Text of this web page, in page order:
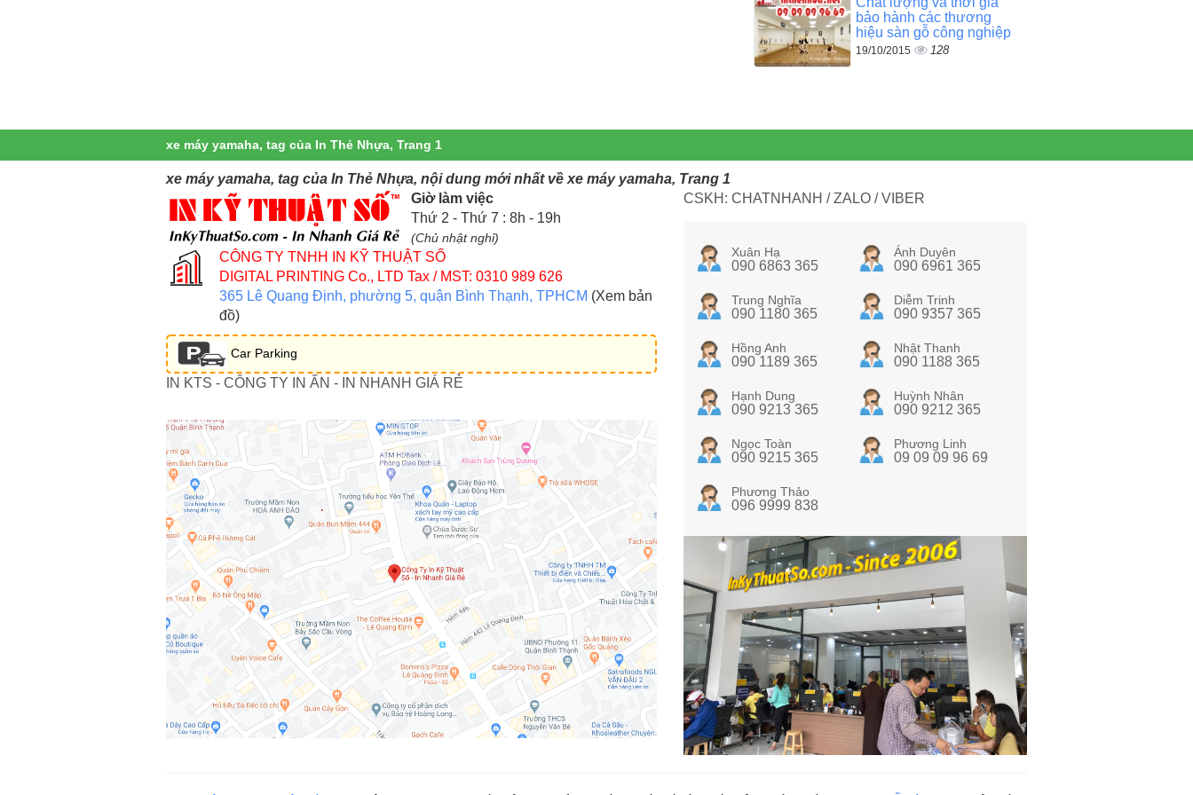
bảo hành các thương
hiệu sàn gỗ công nghiệp
19/10/2015 128
xe máy yamaha, tag của In Thẻ Nhựa, Trang 1
xe máy yamaha, tag của In Thẻ Nhựa, nội dung mới nhất về xe máy yamaha, Trang 1
Giờ làm việc
Thứ 2 - Thứ 7 : 8h - 19h
(Chủ nhật nghỉ)
CÔNG TY TNHH IN KỸ THUẬT SỐ
DIGITAL PRINTING Co., LTD Tax / MST: 0310 989 626
365 Lê Quang Định, phường 5, quận Bình Thạnh, TPHCM (Xem bản
đồ)
Car Parking
IN KTS - CÔNG TY IN ẤN - IN NHANH GIÁ RẺ
CSKH: CHATNHANH / ZALO / VIBER
Xuân Hạ
090 6863 365
Ánh Duyên
090 6961 365
Trung Nghĩa
090 1180 365
Diễm Trinh
090 9357 365
Hồng Anh
090 1189 365
Nhật Thanh
090 1188 365
Hạnh Dung
090 9213 365
Huỳnh Nhân
090 9212 365
Ngọc Toàn
090 9215 365
Phương Linh
09 09 09 96 69
Phương Thảo
096 9999 838